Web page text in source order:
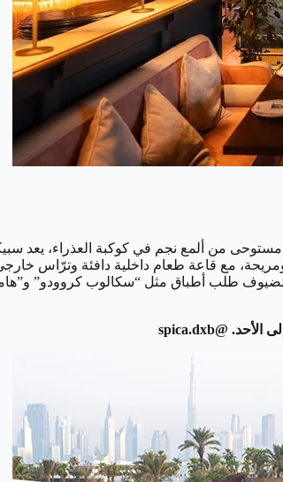
من ألمع نجم في كوكبة العذراء، يعد سبيكا
مع قاعة طعام داخلية دافئة وترّاس
خامًا واسعًا يمكن للضيوف طلب أطباق مثل “سكالوب